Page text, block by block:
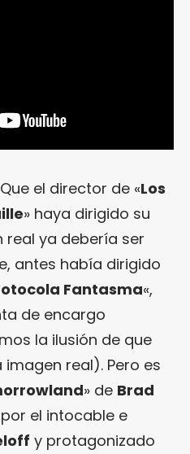
Que el director de «Los
» haya dirigido su
real ya debería ser
antes había dirigido
Fantasma«,
de encargo
la ilusión de que
real). Pero es
» de Brad
el intocable e
y protagonizado